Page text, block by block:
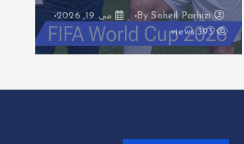
By
Soheil Parhizi
می 19, 2026
393 views